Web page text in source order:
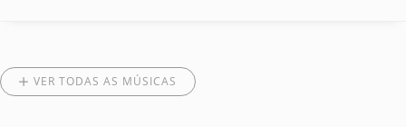
VER TODAS AS MÚSICAS